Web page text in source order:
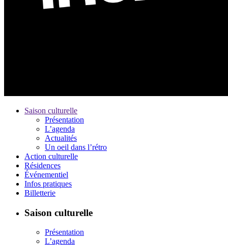
Saison culturelle
Présentation
L’agenda
Actualités
Un oeil dans l’rétro
Action culturelle
Résidences
Événementiel
Infos pratiques
Billetterie
Saison culturelle
Présentation
L’agenda